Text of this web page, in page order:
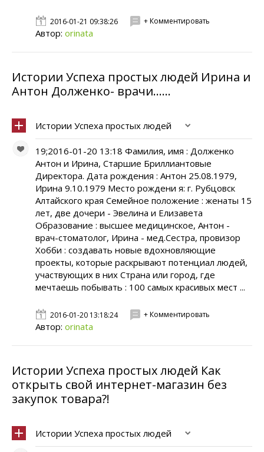
2016-01-21 09:38:26 + Комментировать
Автор: orinata
Истории Успеха простых людей Ирина и
Антон Долженко- врачи......
Истории Успеха простых людей
19;2016-01-20 13:18 Фамилия, имя : Долженко
Антон и Ирина, Старшие Бриллиантовые
Директора. Дата рождения : Антон 25.08.1979,
Ирина 9.10.1979 Место рождени я: г. Рубцовск
Алтайского края Семейное положение : женаты 15
лет, две дочери - Эвелина и Елизавета
Образование : высшее медицинское, Антон -
врач-стоматолог, Ирина - мед.Сестра, провизор
Хобби : создавать новые вдохновляющие
проекты, которые раскрывают потенциал людей,
участвующих в них Страна или город, где
мечтаешь побывать : 100 самых красивых мест ...
2016-01-20 13:18:24 + Комментировать
Автор: orinata
Истории Успеха простых людей Как
открыть свой интернет-магазин без
закупок товара?!
Истории Успеха простых людей